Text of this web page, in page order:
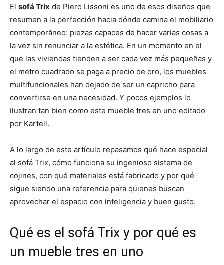
p
r
i
r
e
n
w
t
t
e
r
)
p
r
t
i
r
e
n
e
o
o
k
p
r
i
r
e
n
t
r
e
s
t
p
r
r
e
n
i p
a
r
i
r
e
n
t
s
A
p
p
El sofá Trix de Piero Lissoni es uno de esos diseños que
resumen a la perfección hacia dónde camina el mobiliario
contemporáneo: piezas capaces de hacer varias cosas a
la vez sin renunciar a la estética. En un momento en el
que las viviendas tienden a ser cada vez más pequeñas y
el metro cuadrado se paga a precio de oro, los muebles
multifuncionales han dejado de ser un capricho para
convertirse en una necesidad. Y pocos ejemplos lo
ilustran tan bien como este mueble tres en uno editado
por Kartell.
A lo largo de este artículo repasamos qué hace especial
al sofá Trix, cómo funciona su ingenioso sistema de
cojines, con qué materiales está fabricado y por qué
sigue siendo una referencia para quienes buscan
aprovechar el espacio con inteligencia y buen gusto.
Qué es el sofá Trix y por qué es
un mueble tres en uno